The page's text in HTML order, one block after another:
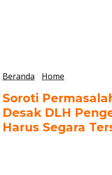
Beranda Home
Soroti
Desak DLH
Harus Segara